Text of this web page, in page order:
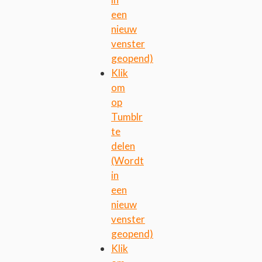
een
nieuw
venster
geopend)
Klik
om
op
Tumblr
te
delen
(Wordt
in
een
nieuw
venster
geopend)
Klik